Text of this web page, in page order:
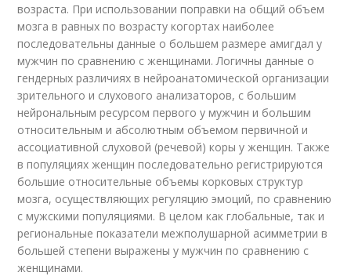
возраста. При использовании поправки на общий объем
мозга в равных по возрасту когортах наиболее
последовательны данные о большем размере амигдал у
мужчин по сравнению с женщинами. Логичны данные о
гендерных различиях в нейроанатомической организации
зрительного и слухового анализаторов, с большим
нейрональным ресурсом первого у мужчин и большим
относительным и абсолютным объемом первичной и
ассоциативной слуховой (речевой) коры у женщин. Также
в популяциях женщин последовательно регистрируются
большие относительные объемы корковых структур
мозга, осуществляющих регуляцию эмоций, по сравнению
с мужскими популяциями. В целом как глобальные, так и
региональные показатели межполушарной асимметрии в
большей степени выражены у мужчин по сравнению с
женщинами.